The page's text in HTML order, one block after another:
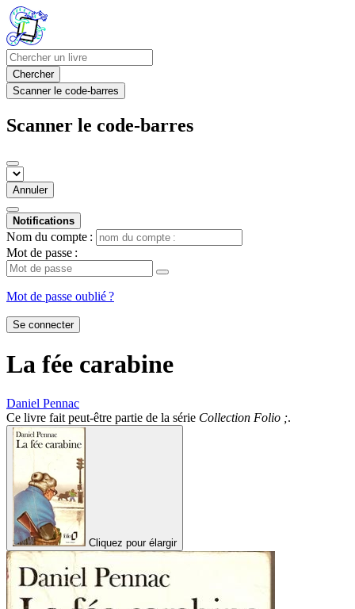
Chercher
Scanner le code-barres
Scanner le code-barres
Annuler
Notifications
Nom du compte :
Mot de passe :
Mot de passe oublié ?
Se connecter
La fée carabine
Daniel Pennac
Ce livre fait peut-être partie de la série Collection Folio ;.
Cliquez pour élargir